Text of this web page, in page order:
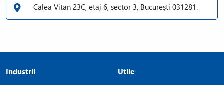
Calea Vitan 23C, etaj 6, sector 3, București 031281.
Industrii
Utile